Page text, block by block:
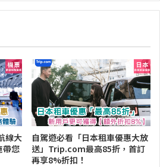
線大
帶您
自駕遊必看「日本租車優惠大放
送」Trip.com最高85折，首訂
再享8%折扣！